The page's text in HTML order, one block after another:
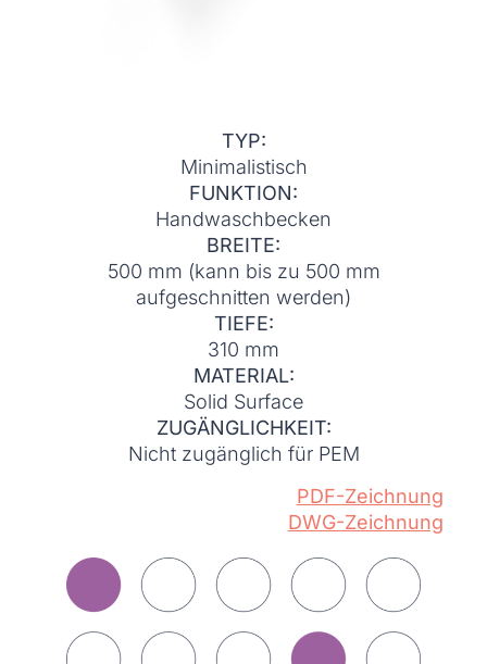
TYP:
Minimalistisch
FUNKTION:
Handwaschbecken
BREITE:
500 mm (kann bis zu 500 mm
aufgeschnitten werden)
TIEFE:
310 mm
MATERIAL:
Solid Surface
ZUGÄNGLICHKEIT:
Nicht zugänglich für PEM
PDF-Zeichnung
DWG-Zeichnung